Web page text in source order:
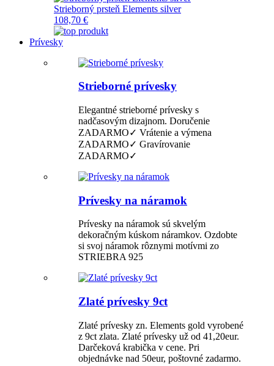
Strieborný prsteň Elements silver
108,70 €
Prívesky
Strieborné prívesky
Elegantné strieborné prívesky s
nadčasovým dizajnom. Doručenie
ZADARMO✓ Vrátenie a výmena
ZADARMO✓ Gravírovanie
ZADARMO✓
Prívesky na náramok
Prívesky na náramok sú skvelým
dekoračným kúskom náramkov. Ozdobte
si svoj náramok rôznymi motívmi zo
STRIEBRA 925
Zlaté prívesky 9ct
Zlaté prívesky zn. Elements gold vyrobené
z 9ct zlata. Zlaté prívesky už od 41,20eur.
Darčeková krabička v cene. Pri
objednávke nad 50eur, poštovné zadarmo.